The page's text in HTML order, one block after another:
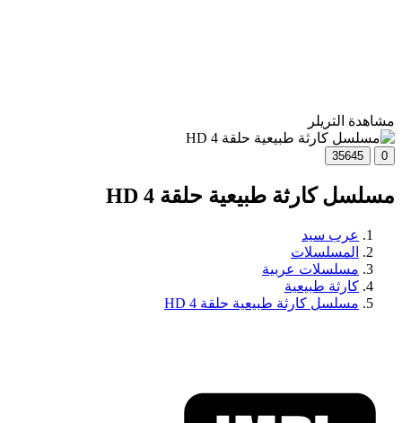
مشاهدة التريلر
0
35645
مسلسل كارثة طبيعية حلقة 4 HD
عرب سيد
المسلسلات
مسلسلات عربية
كارثة طبيعية
مسلسل كارثة طبيعية حلقة 4 HD